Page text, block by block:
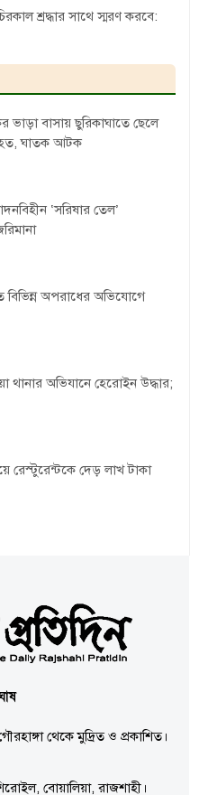
শ্রদ্ধার সাথে স্মরণ করবে:
ভাড়া বাসায় ছুরিকাঘাতে ছেলে
ঘাতক আটক
‘সরিষার তেল’
বিভিন্ন অপরাধের অভিযোগে
থানার অভিযানে হেরোইন উদ্ধার;
রেস্টুরেন্টকে দেড় লাখ টাকা
থেকে মুদ্রিত ও প্রকাশিত।
বোয়ালিয়া, রাজশাহী।